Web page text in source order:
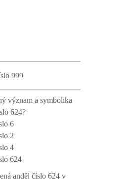
999
význam a symbolika
624?
6
2
4
624
anděl číslo 624 v